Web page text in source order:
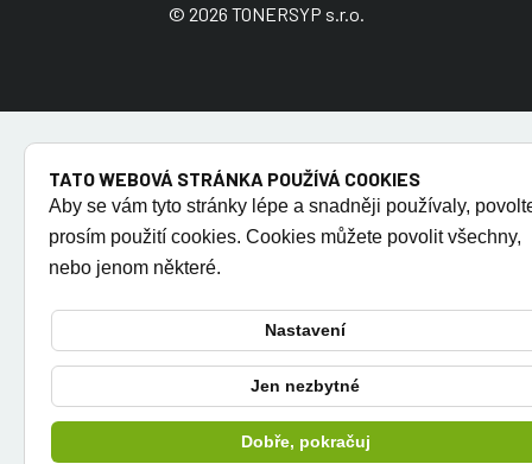
© 2026 TONERSYP s.r.o.
TATO WEBOVÁ STRÁNKA POUŽÍVÁ COOKIES
Aby se vám tyto stránky lépe a snadněji používaly,
prosím použití cookies. Cookies můžete povolit všechny,
nebo jenom některé.
Nastavení
Jen nezbytné
Dobře, pokračuj